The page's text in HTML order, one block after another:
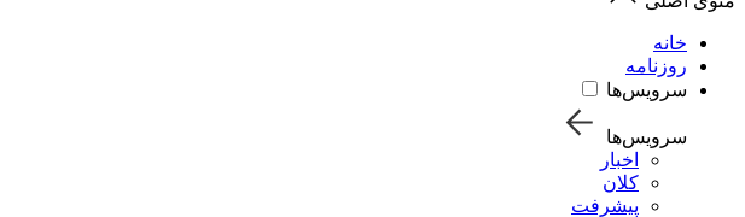
خانه
روزنامه
سرویس‌ها
سرویس‌ها
اخبار
کلان
پیشرفت